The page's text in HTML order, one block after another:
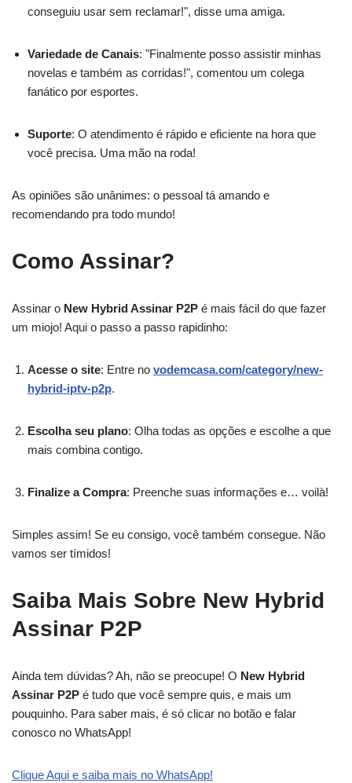
conseguiu usar sem reclamar!", disse uma amiga.
Variedade de Canais: "Finalmente posso assistir minhas
novelas e também as corridas!", comentou um colega
fanático por esportes.
Suporte: O atendimento é rápido e eficiente na hora que
você precisa. Uma mão na roda!
As opiniões são unânimes: o pessoal tá amando e
recomendando pra todo mundo!
Como Assinar?
Assinar o New Hybrid Assinar P2P é mais fácil do que fazer
um miojo! Aqui o passo a passo rapidinho:
Acesse o site: Entre no vodemcasa.com/category/new-
hybrid-iptv-p2p.
Escolha seu plano: Olha todas as opções e escolhe a que
mais combina contigo.
Finalize a Compra: Preenche suas informações e… voilà!
Simples assim! Se eu consigo, você também consegue. Não
vamos ser tímidos!
Saiba Mais Sobre New Hybrid
Assinar P2P
Ainda tem dúvidas? Ah, não se preocupe! O New Hybrid
Assinar P2P é tudo que você sempre quis, e mais um
pouquinho. Para saber mais, é só clicar no botão e falar
conosco no WhatsApp!
Clique Aqui e saiba mais no WhatsApp!